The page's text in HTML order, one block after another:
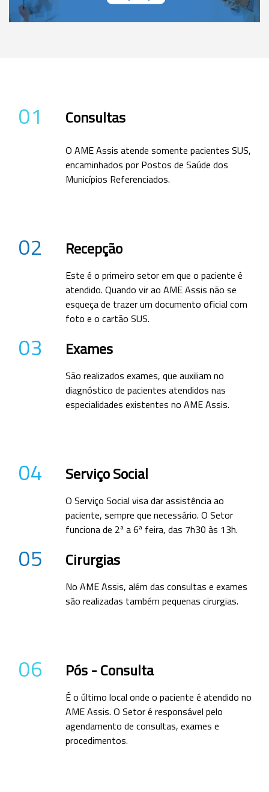
01 Consultas
O AME Assis atende somente pacientes SUS,
encaminhados por Postos de Saúde dos
Municípios Referenciados.
02 Recepção
Este é o primeiro setor em que o paciente é
atendido. Quando vir ao AME Assis não se
esqueça de trazer um documento oficial com
foto e o cartão SUS.
03 Exames
São realizados exames, que auxiliam no
diagnóstico de pacientes atendidos nas
especialidades existentes no AME Assis.
04 Serviço Social
O Serviço Social visa dar assistência ao
paciente, sempre que necessário. O Setor
funciona de 2ª a 6ª feira, das 7h30 às 13h.
05 Cirurgias
No AME Assis, além das consultas e exames
são realizadas também pequenas cirurgias.
06 Pós - Consulta
É o último local onde o paciente é atendido no
AME Assis. O Setor é responsável pelo
agendamento de consultas, exames e
procedimentos.